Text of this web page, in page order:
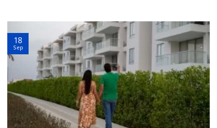
18
Sep